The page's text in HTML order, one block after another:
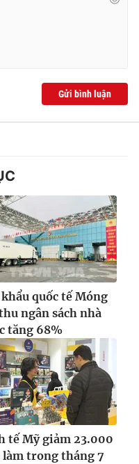
Gửi bình luận
khẩu quốc tế Móng
ngân sách nhà
tăng 68%
tế Mỹ giảm 23.000
làm trong tháng 7